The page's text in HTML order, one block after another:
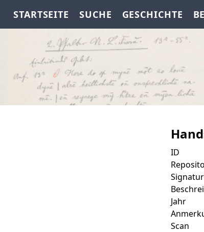
STARTSEITE SUCHE GESCHICHTE
ID
Signatur
Jahr
Scan